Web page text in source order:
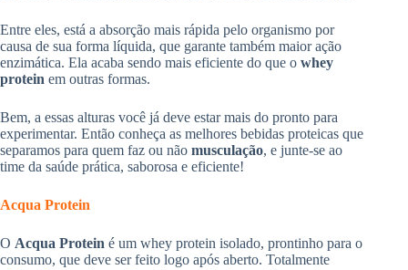
Entre eles, está a absorção mais rápida pelo organismo por
causa de sua forma líquida, que garante também maior ação
enzimática. Ela acaba sendo mais eficiente do que o whey
protein em outras formas.
Bem, a essas alturas você já deve estar mais do pronto para
experimentar. Então conheça as melhores bebidas proteicas que
separamos para quem faz ou não musculação, e junte-se ao
time da saúde prática, saborosa e eficiente!
Acqua Protein
O Acqua Protein é um whey protein isolado, prontinho para o
consumo, que deve ser feito logo após aberto. Totalmente